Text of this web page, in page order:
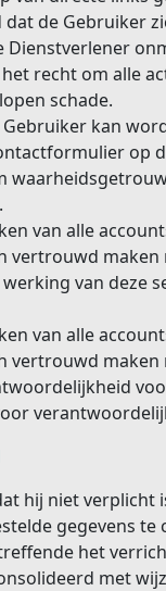
de Gebruiker
Dienstverlener
recht om alle
schade.
kan
van alle
vertrouwd
van deze
van alle
vertrouwd
hij niet verplicht
gegevens
het
met